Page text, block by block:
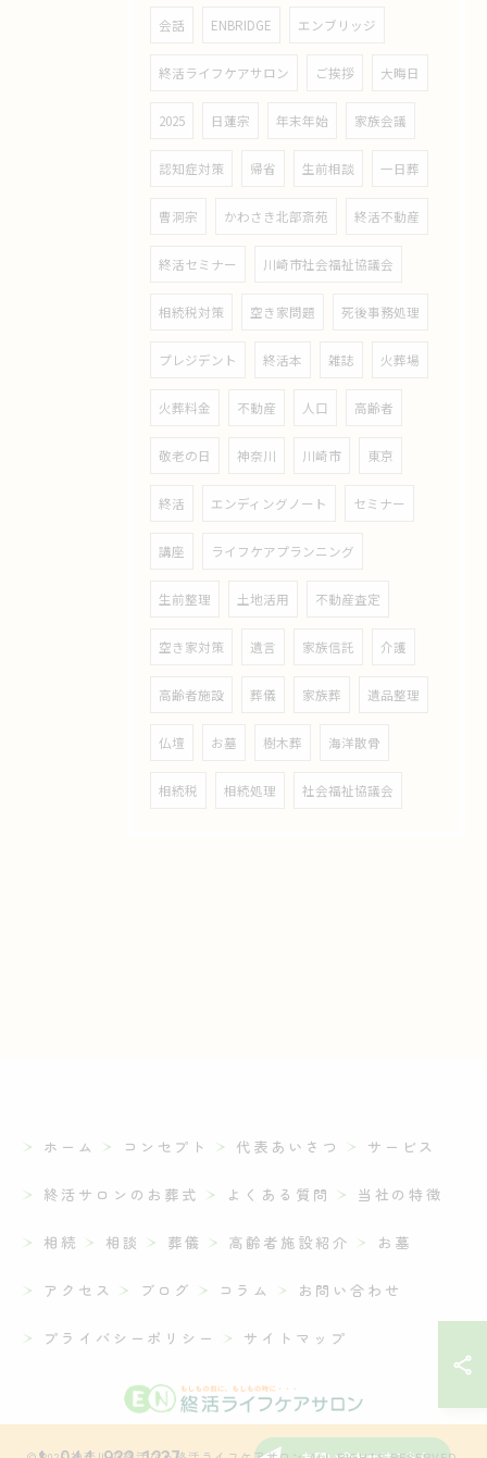
会話 ENBRIDGE エンブリッジ
終活ライフケアサロン ご挨拶 大晦日
2025 日蓮宗 年末年始 家族会議
認知症対策 帰省 生前相談 一日葬
曹洞宗 かわさき北部斎苑 終活不動産
終活セミナー 川崎市社会福祉協議会
相続税対策 空き家問題 死後事務処理
プレジデント 終活本 雑誌 火葬場
火葬料金 不動産 人口 高齢者
敬老の日 神奈川 川崎市 東京
終活 エンディングノート セミナー
講座 ライフケアプランニング
生前整理 土地活用 不動産査定
空き家対策 遺言 家族信託 介護
高齢者施設 葬儀 家族葬 遺品整理
仏壇 お墓 樹木葬 海洋散骨
相続税 相続処理 社会福祉協議会
ホーム コンセプト 代表あいさつ サービス
終活サロンのお葬式 よくある質問 当社の特徴
相続 相談 葬儀 高齢者施設紹介 お墓
アクセス ブログ コラム お問い合わせ
プライバシーポリシー サイトマップ